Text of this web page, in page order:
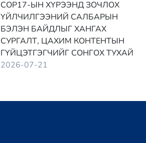
COP17-ЫН ХҮРЭЭНД ЗОЧЛОХ
ҮЙЛЧИЛГЭЭНИЙ САЛБАРЫН
БЭЛЭН БАЙДЛЫГ ХАНГАХ
СУРГАЛТ, ЦАХИМ КОНТЕНТЫН
ГҮЙЦЭТГЭГЧИЙГ СОНГОХ ТУХАЙ
2026-07-21